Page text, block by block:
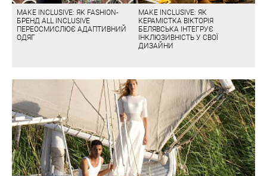
MAKE INCLUSIVE: ЯК FASHION-
БРЕНД ALL INCLUSIVE
ПЕРЕОСМИСЛЮЄ АДАПТИВНИЙ
ОДЯГ
MAKE INCLUSIVE: ЯК
КЕРАМІСТКА ВІКТОРІЯ
БЕЛЯВСЬКА ІНТЕГРУЄ
ІНКЛЮЗИВНІСТЬ У СВОЇ
ДИЗАЙНИ